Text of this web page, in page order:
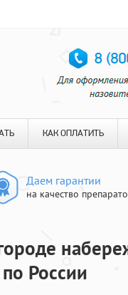
КАК ОПЛАТИТЬ
Даем гарантии
на качество
России